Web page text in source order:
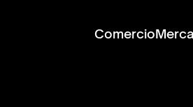
Comercio